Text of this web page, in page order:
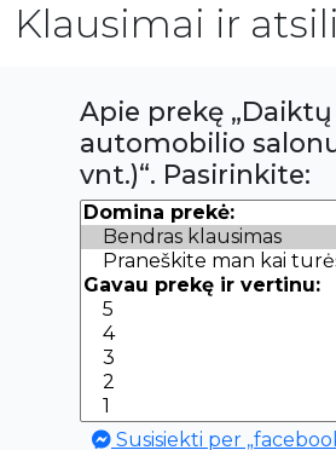
Klausimai ir
Apie prekę
automobilio
vnt.)“. Pasirinkite:
Susisiekti per